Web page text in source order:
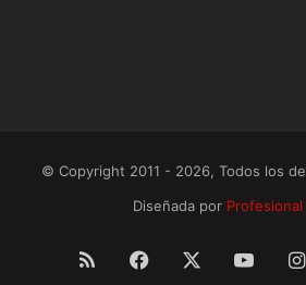
© Copyright 2011 - 2026, Todos los
Diseñada por Profesional
RSS Facebook